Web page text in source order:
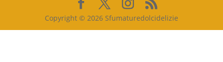
Copyright © 2026 Sfumaturedolcidelizie